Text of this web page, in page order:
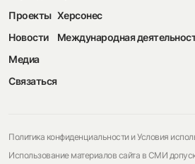
Проекты
Новости
Медиа
Связаться
Херсонес
Международная
Политика конфиденциальности и Условия
Использование материалов сайта в СМИ